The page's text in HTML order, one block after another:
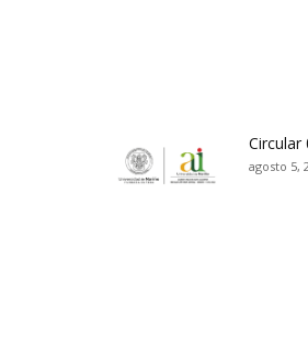
Circular
agosto 5,